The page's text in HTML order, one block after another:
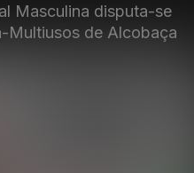
Masculina disputa-se
Multiusos de Alcobaça